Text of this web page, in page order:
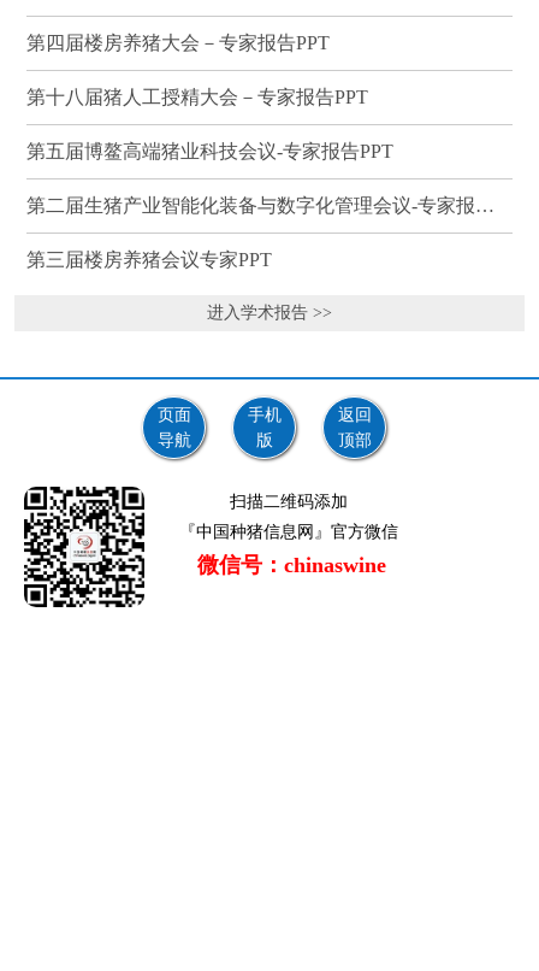
第四届楼房养猪大会－专家报告PPT
第十八届猪人工授精大会－专家报告PPT
第五届博鳌高端猪业科技会议-专家报告PPT
第二届生猪产业智能化装备与数字化管理会议-专家报告PPT
第三届楼房养猪会议专家PPT
进入学术报告 >>
页面
导航
手机
版
返回
顶部
扫描二维码添加
『中国种猪信息网』官方微信
微信号：chinaswine